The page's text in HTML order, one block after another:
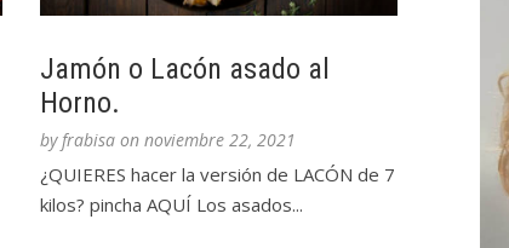
Jamón o Lacón asado al
Horno.
byfrabisa on noviembre 22, 2021
¿QUIERES hacer la versión de LACÓN de 7
kilos? pincha AQUÍ Los asados...